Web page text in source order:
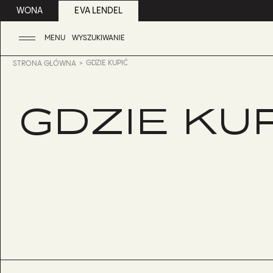
WONA EVA LENDEL
MENU WYSZUKIWANIE
STRONA GŁÓWNA GDZIE KUPIĆ
GDZIE